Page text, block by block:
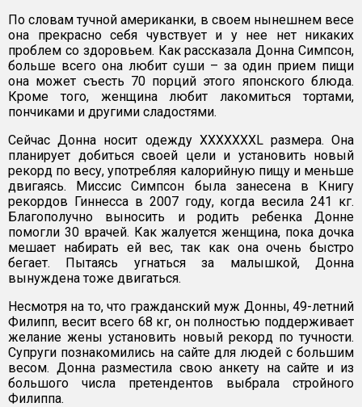
По словам тучной американки, в своем нынешнем весе
она прекрасно себя чувствует и у нее нет никаких
проблем со здоровьем. Как рассказала Донна Симпсон,
больше всего она любит суши – за один прием пищи
она может съесть 70 порций этого японского блюда.
Кроме того, женщина любит лакомиться тортами,
пончиками и другими сладостями.
Сейчас Донна носит одежду XXXXXXXL размера. Она
планирует добиться своей цели и установить новый
рекорд по весу, употребляя калорийную пищу и меньше
двигаясь. Миссис Симпсон была занесена в Книгу
рекордов Гиннесса в 2007 году, когда весила 241 кг.
Благополучно выносить и родить ребенка Донне
помогли 30 врачей. Как жалуется женщина, пока дочка
мешает набирать ей вес, так как она очень быстро
бегает. Пытаясь угнаться за малышкой, Донна
вынуждена тоже двигаться.
Несмотря на то, что гражданский муж Донны, 49-летний
Филипп, весит всего 68 кг, он полностью поддерживает
желание жены установить новый рекорд по тучности.
Супруги познакомились на сайте для людей с большим
весом. Донна разместила свою анкету на сайте и из
большого числа претендентов выбрала стройного
Филиппа.